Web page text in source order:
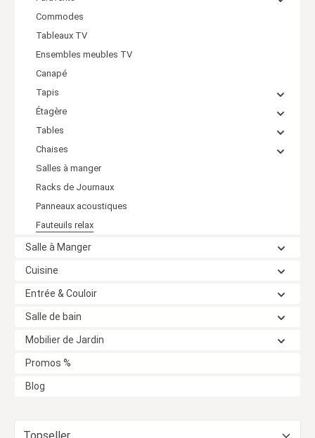
Commodes
Tableaux TV
Ensembles meubles TV
Canapé
Tapis
Étagère
Tables
Chaises
Salles à manger
Racks de Journaux
Panneaux acoustiques
Fauteuils relax
Salle à Manger
Cuisine
Entrée & Couloir
Salle de bain
Mobilier de Jardin
Promos %
Blog